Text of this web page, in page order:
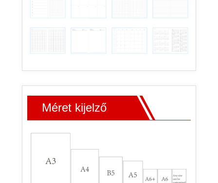
Méret kijelző